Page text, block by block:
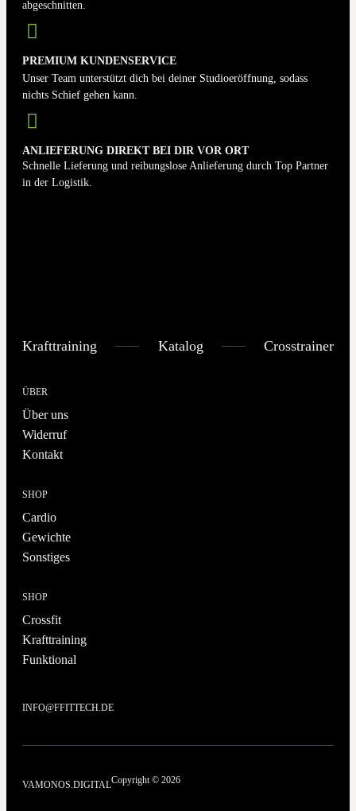
abgeschnitten.
PREMIUM KUNDENSERVICE
Unser Team unterstützt dich bei deiner Studioeröffnung, sodass
nichts Schief gehen kann.
ANLIEFERUNG DIREKT BEI DIR VOR ORT
Schnelle Lieferung und reibungslose Anlieferung durch Top Partner
in der Logistik.
Krafttraining Katalog Crosstrainer
ÜBER
Über uns
Widerruf
Kontakt
SHOP
Cardio
Gewichte
Sonstiges
SHOP
Crossfit
Krafttraining
Funktional
INFO@FFITTECH.DE
VAMONOS.DIGITALCopyright © 2026